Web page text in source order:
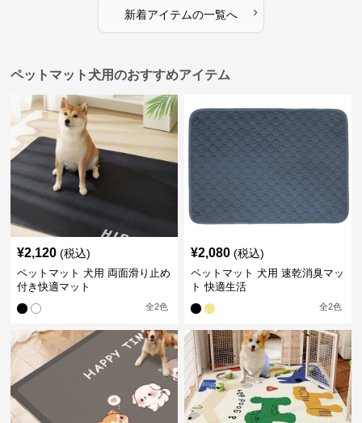
新着アイテムの一覧へ ›
ペットマット犬用のおすすめアイテム
¥2,120 (税込)
ペットマット 犬用 両面滑り止め
付き快適マット
全2色
¥2,080 (税込)
ペットマット 犬用 速乾消臭マッ
ト 快適生活
全2色